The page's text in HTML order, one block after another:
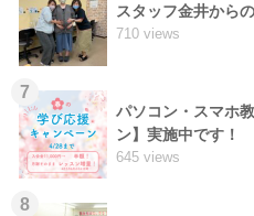
スタッフ金井から
710 views
7
パソコン・スマホ
ン】実施中です！
645 views
8